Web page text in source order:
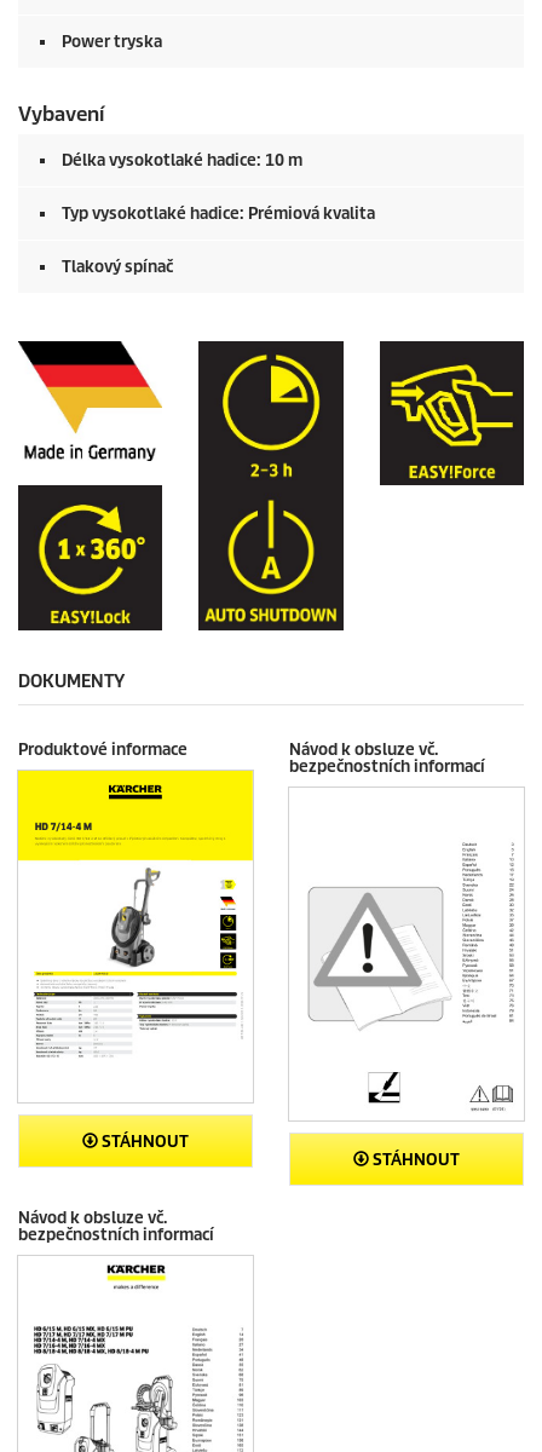
Power tryska
Vybavení
Délka vysokotlaké hadice: 10 m
Typ vysokotlaké hadice: Prémiová kvalita
Tlakový spínač
DOKUMENTY
Produktové informace
STÁHNOUT
Návod k obsluze vč.
bezpečnostních informací
STÁHNOUT
Návod k obsluze vč.
bezpečnostních informací